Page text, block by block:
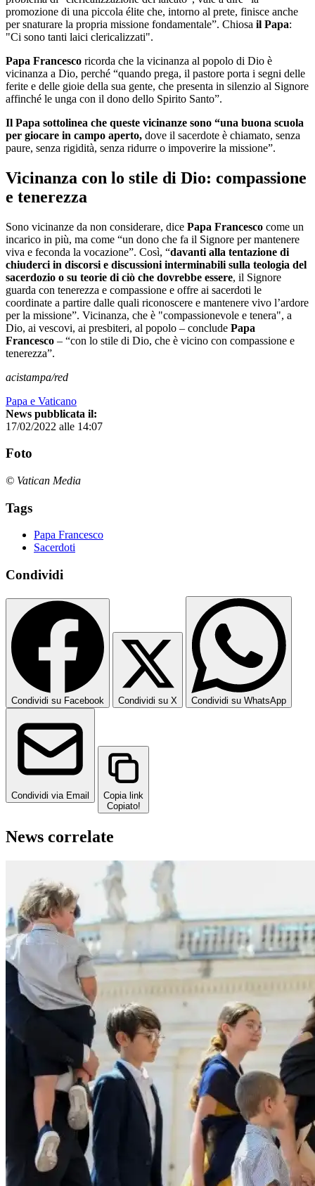
promozione di una piccola élite che, intorno al prete, finisce anche
per snaturare la propria missione fondamentale”. Chiosa il Papa:
"Ci sono tanti laici clericalizzati".
Papa Francesco ricorda che la vicinanza al popolo di Dio è
vicinanza a Dio, perché “quando prega, il pastore porta i segni delle
ferite e delle gioie della sua gente, che presenta in silenzio al Signore
affinché le unga con il dono dello Spirito Santo”.
Il Papa sottolinea che queste vicinanze sono “una buona scuola
per giocare in campo aperto, dove il sacerdote è chiamato, senza
paure, senza rigidità, senza ridurre o impoverire la missione”.
Vicinanza con lo stile di Dio: compassione
e tenerezza
Sono vicinanze da non considerare, dice Papa Francesco come un
incarico in più, ma come “un dono che fa il Signore per mantenere
viva e feconda la vocazione”. Così, “davanti alla tentazione di
chiuderci in discorsi e discussioni interminabili sulla teologia del
sacerdozio o su teorie di ciò che dovrebbe essere, il Signore
guarda con tenerezza e compassione e offre ai sacerdoti le
coordinate a partire dalle quali riconoscere e mantenere vivo l’ardore
per la missione”. Vicinanza, che è "compassionevole e tenera", a
Dio, ai vescovi, ai presbiteri, al popolo – conclude Papa
Francesco – “con lo stile di Dio, che è vicino con compassione e
tenerezza”.
acistampa/red
Papa e Vaticano
News pubblicata il:
17/02/2022 alle 14:07
Foto
© Vatican Media
Tags
Papa Francesco
Sacerdoti
Condividi
Condividi su Facebook Condividi su X Condividi su WhatsApp
Condividi via Email
Copia link
Copiato!
News correlate